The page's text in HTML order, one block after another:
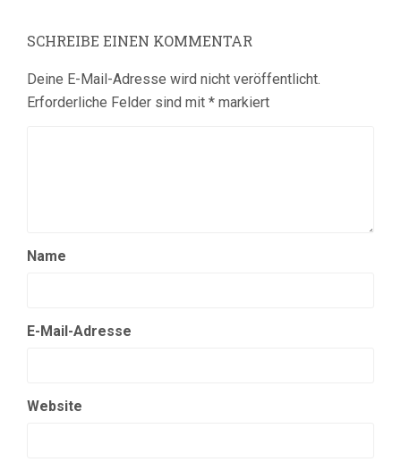
SCHREIBE EINEN KOMMENTAR
Deine E-Mail-Adresse wird nicht veröffentlicht.
Erforderliche Felder sind mit * markiert
Name
E-Mail-Adresse
Website